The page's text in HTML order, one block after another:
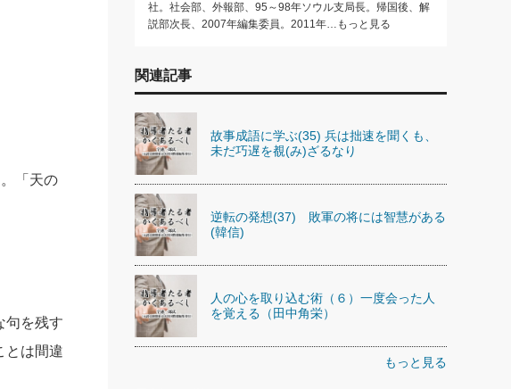
「天の
句を残す
とは間違
社。社会部、外報部、95～98年ソウル支局長。帰国後、解
説部次長、2007年編集委員。2011年…もっと見る
関連記事
故事成語に学ぶ(35) 兵は拙速を聞くも、
未だ巧遅を覩(み)ざるなり
逆転の発想(37) 敗軍の将には智慧がある
(韓信)
人の心を取り込む術（６）一度会った人
を覚える（田中角栄）
もっと見る